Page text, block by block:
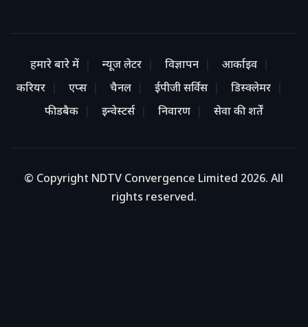
हमारे बारे में न्यूज लेटर विज्ञापन
आर्काइव
करियर
एप्स चैनल ईपीजी सर्विस
डिस्क्लेमर
फीडबैक
इन्वेस्टर्स निवारण सेवा की शर्तें
© Copyright NDTV Convergence Limited 2026. All
rights reserved.